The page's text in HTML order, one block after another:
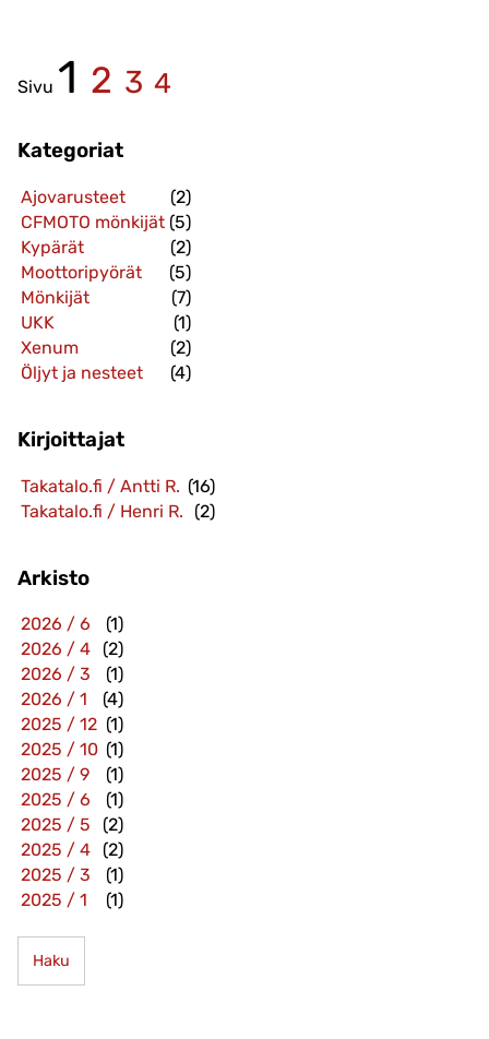
Sivu 1 2 3 4
Kategoriat
Ajovarusteet
(2)
CFMOTO mönkijät (5)
Kypärät
(2)
Moottoripyörät
(5)
Mönkijät
(7)
UKK
(1)
Xenum
(2)
Öljyt ja nesteet
(4)
Kirjoittajat
Takatalo.fi / Antti R. (16)
Takatalo.fi / Henri R.
(2)
Arkisto
2026 / 6
(1)
2026 / 4
(2)
2026 / 3
(1)
2026 / 1
(4)
2025 / 12 (1)
2025 / 10 (1)
2025 / 9
(1)
2025 / 6
(1)
2025 / 5
(2)
2025 / 4
(2)
2025 / 3
(1)
2025 / 1
(1)
Haku